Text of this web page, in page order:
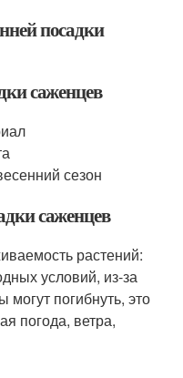
посадки
саженцев
сезон
саженцев
растений:
условий, из-за
погибнуть, это
погода, ветра,